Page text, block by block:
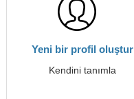
Yeni bir profil oluştur
Kendini tanımla